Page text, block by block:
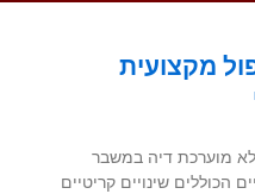
מקצועית
מוערכת דיה במשבר
הכוללים שינויים קריטיים